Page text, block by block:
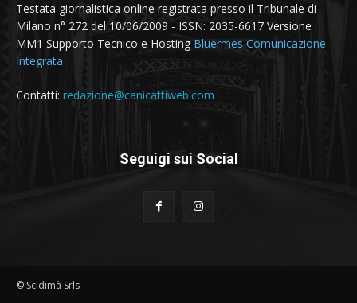
Testata giornalistica online registrata presso il Tribunale di
Milano n° 272 del 10/06/2009 - ISSN: 2035-6617 Versione
MM1 Supporto Tecnico e Hosting Bluermes Comunicazione
Integrata
Contatti: redazione@canicattiweb.com
Seguigi sui Social
© Scidimà Srls